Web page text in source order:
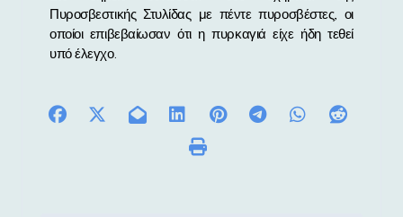
Πυροσβεστικής Στυλίδας με πέντε πυροσβέστες, οι
οποίοι επιβεβαίωσαν ότι η πυρκαγιά είχε ήδη τεθεί
υπό έλεγχο.